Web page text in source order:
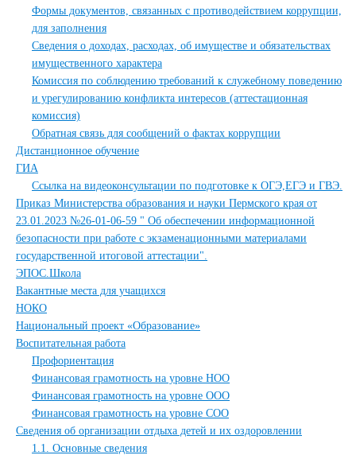
Формы документов, связанных с противодействием коррупции,
для заполнения
Сведения о доходах, расходах, об имуществе и обязательствах
имущественного характера
Комиссия по соблюдению требований к служебному поведению
и урегулированию конфликта интересов (аттестационная
комиссия)
Обратная связь для сообщений о фактах коррупции
Дистанционное обучение
ГИА
Ссылка на видеоконсультации по подготовке к ОГЭ,ЕГЭ и ГВЭ.
Приказ Министерства образования и науки Пермского края от
23.01.2023 №26-01-06-59 " Об обеспечении информационной
безопасности при работе с экзаменационными материалами
государственной итоговой аттестации".
ЭПОС.Школа
Вакантные места для учащихся
НОКО
Национальный проект «Образование»
Воспитательная работа
Профориентация
Финансовая грамотность на уровне НОО
Финансовая грамотность на уровне ООО
Финансовая грамотность на уровне СОО
Сведения об организации отдыха детей и их оздоровлении
1.1. Основные сведения